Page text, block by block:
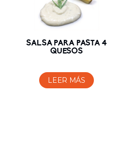
SALSA PARA PASTA 4
QUESOS
LEER MÁS